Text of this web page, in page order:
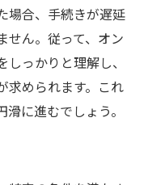
える補助金制度
場合、手続きが遅延
せん。従って、オン
っかりと理解し、
求められます。これ
に進むでしょう。